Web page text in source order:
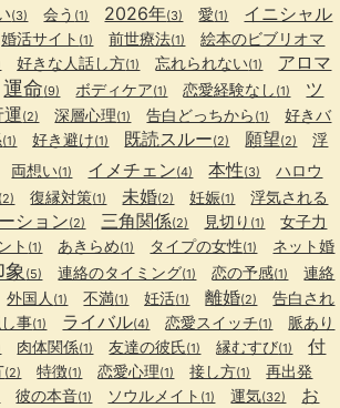
(3) 会う (1) 2026年(3) 愛(1) イニシャル
婚活サイト (1) 前世療法(1)
絵本のビブリオマ
好きな人話し方(1) 忘れられない(1) アロマ
運命(9) ボディケア(1) 恋愛経験なし (1)
ツ
運(2) 深層心理(1) 告白どっちから (1)
好きバ
(1) 好き避け(1) 既読スルー(2) 願望(2)
浮
両想い(1) イメチェン(4) 本性(3)
ハロウ
(2) 復縁対策(1) 未婚(2) 妊娠(1)
浮気される
ション(2) 三角関係(2) 見切り (1) 女子力
ト (1) あきらめ(1) タイプの女性(1)
ネット婚
象 (5) 連絡のタイミング(1) 恋の予感(1) 連絡
外国人 (1) 不満(1) 妊活(1) 離婚(2)
告白され
事(1) ライバル(4) 恋愛スイッチ(1) 脈あり
肉体関係(1) 友達の彼氏(1) 縁むすび(1)
付
(2) 特徴(1) 恋愛心理(1) 接し方(1) 再出発
彼の本音(1) ソウルメイト (1) 運気(32)
お